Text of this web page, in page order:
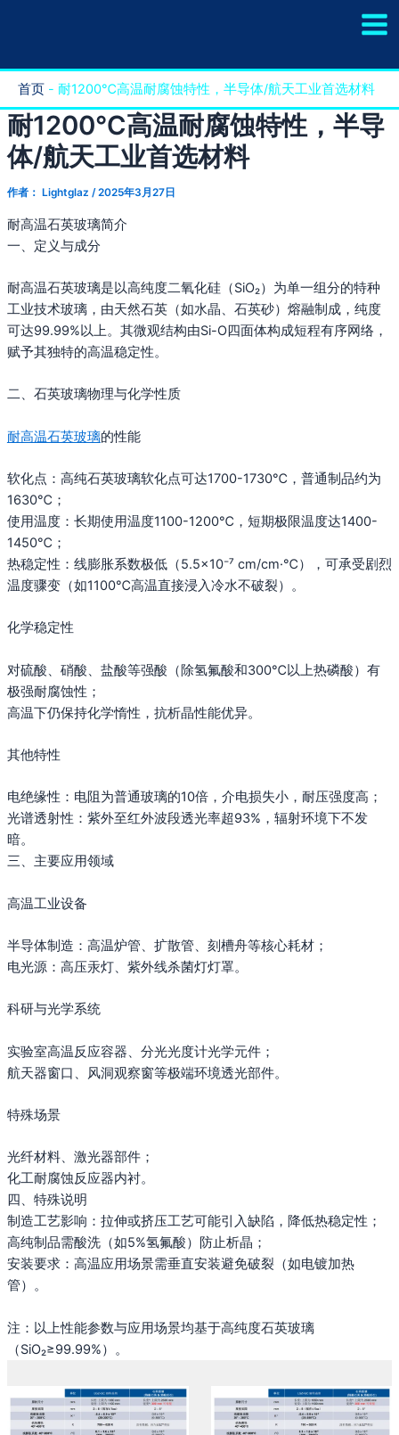
容
首页 - 耐1200℃高温耐腐蚀特性，半导体/航天工业首选材料
耐1200℃高温耐腐蚀特性，半导
体/航天工业首选材料
作者： Lightglaz /2025年3月27日
耐高温石英玻璃简介
一、定义与成分
耐高温石英玻璃是以高纯度二氧化硅（SiO₂）为单一组分的特种
工业技术玻璃，由天然石英（如水晶、石英砂）熔融制成，纯度
可达99.99%以上‌。其微观结构由Si-O四面体构成短程有序网络，
赋予其独特的高温稳定性‌。
二、石英玻璃物理与化学性质
耐高温石英玻璃的性能‌
软化点‌：高纯石英玻璃软化点可达1700-1730℃，普通制品约为
1630℃‌；
使用温度‌：长期使用温度1100-1200℃，短期极限温度达1400-
1450℃‌；
热稳定性‌：线膨胀系数极低（5.5×10⁻⁷ cm/cm·℃），可承受剧烈
温度骤变（如1100℃高温直接浸入冷水不破裂）‌。
化学稳定性‌
对硫酸、硝酸、盐酸等强酸（除氢氟酸和300℃以上热磷酸）有
极强耐腐蚀性‌；
高温下仍保持化学惰性，抗析晶性能优异‌。
其他特性‌
电绝缘性：电阻为普通玻璃的10倍，介电损失小，耐压强度高‌；
光谱透射性：紫外至红外波段透光率超93%，辐射环境下不发
暗‌。
三、主要应用领域
高温工业设备‌
半导体制造：高温炉管、扩散管、刻槽舟等核心耗材‌；
电光源：高压汞灯、紫外线杀菌灯灯罩‌。
科研与光学系统‌
实验室高温反应容器、分光光度计光学元件‌；
航天器窗口、风洞观察窗等极端环境透光部件‌。
特殊场景‌
光纤材料、激光器部件‌；
化工耐腐蚀反应器内衬‌。
四、特殊说明
制造工艺影响‌：拉伸或挤压工艺可能引入缺陷，降低热稳定性；
高纯制品需酸洗（如5%氢氟酸）防止析晶‌；
安装要求‌：高温应用场景需垂直安装避免破裂（如电镀加热
管）‌。
注：以上性能参数与应用场景均基于高纯度石英玻璃
（SiO₂≥99.99%）‌。